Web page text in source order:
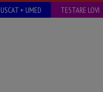
USCAT + UMED TESTARE LOVI